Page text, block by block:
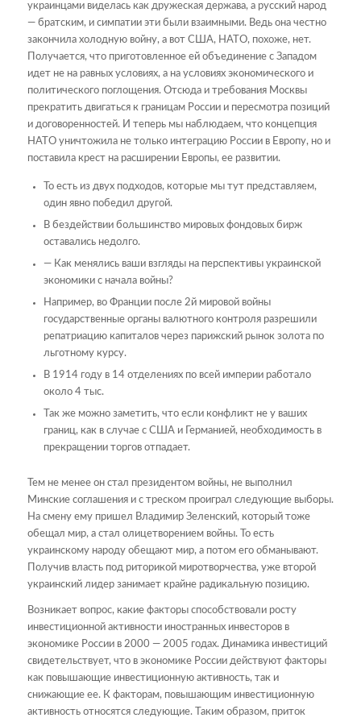
украинцами виделась как дружеская держава, а русский народ
— братским, и симпатии эти были взаимными. Ведь она честно
закончила холодную войну, а вот США, НАТО, похоже, нет.
Получается, что приготовленное ей объединение с Западом
идет не на равных условиях, а на условиях экономического и
политического поглощения. Отсюда и требования Москвы
прекратить двигаться к границам России и пересмотра позиций
и договоренностей. И теперь мы наблюдаем, что концепция
НАТО уничтожила не только интеграцию России в Европу, но и
поставила крест на расширении Европы, ее развитии.
То есть из двух подходов, которые мы тут представляем,
один явно победил другой.
В бездействии большинство мировых фондовых бирж
оставались недолго.
— Как менялись ваши взгляды на перспективы украинской
экономики с начала войны?
Например, во Франции после 2й мировой войны
государственные органы валютного контроля разрешили
репатриацию капиталов через парижский рынок золота по
льготному курсу.
В 1914 году в 14 отделениях по всей империи работало
около 4 тыс.
Так же можно заметить, что если конфликт не у ваших
границ, как в случае с США и Германией, необходимость в
прекращении торгов отпадает.
Тем не менее он стал президентом войны, не выполнил
Минские соглашения и с треском проиграл следующие выборы.
На смену ему пришел Владимир Зеленский, который тоже
обещал мир, а стал олицетворением войны. То есть
украинскому народу обещают мир, а потом его обманывают.
Получив власть под риторикой миротворчества, уже второй
украинский лидер занимает крайне радикальную позицию.
Возникает вопрос, какие факторы способствовали росту
инвестиционной активности иностранных инвесторов в
экономике России в 2000 — 2005 годах. Динамика инвестиций
свидетельствует, что в экономике России действуют факторы
как повышающие инвестиционную активность, так и
снижающие ее. К факторам, повышающим инвестиционную
активность относятся следующие. Таким образом, приток